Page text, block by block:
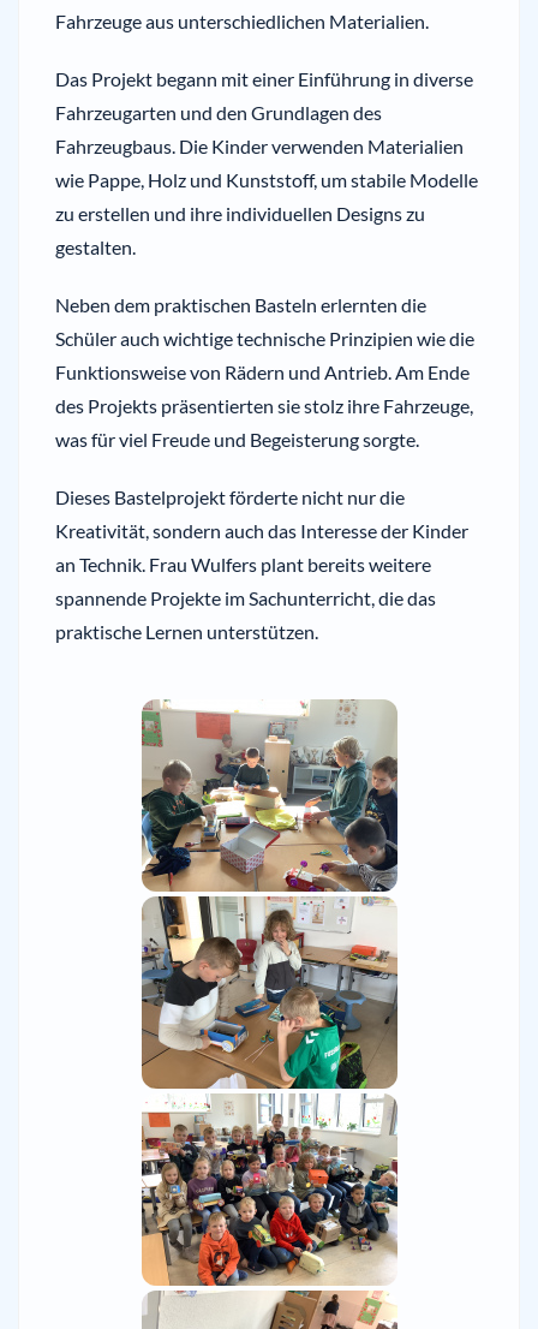
Fahrzeuge aus unterschiedlichen Materialien.
Das Projekt begann mit einer Einführung in diverse
Fahrzeugarten und den Grundlagen des
Fahrzeugbaus. Die Kinder verwenden Materialien
wie Pappe, Holz und Kunststoff, um stabile Modelle
zu erstellen und ihre individuellen Designs zu
gestalten.
Neben dem praktischen Basteln erlernten die
Schüler auch wichtige technische Prinzipien wie die
Funktionsweise von Rädern und Antrieb. Am Ende
des Projekts präsentierten sie stolz ihre Fahrzeuge,
was für viel Freude und Begeisterung sorgte.
Dieses Bastelprojekt förderte nicht nur die
Kreativität, sondern auch das Interesse der Kinder
an Technik. Frau Wulfers plant bereits weitere
spannende Projekte im Sachunterricht, die das
praktische Lernen unterstützen.